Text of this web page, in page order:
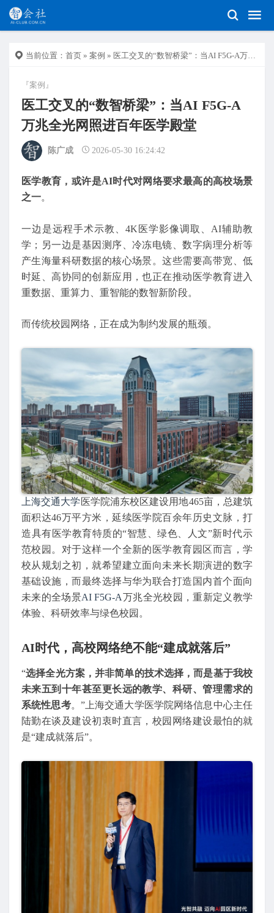
当前位置： 首页 » 案例 » 医工交叉的“数智桥梁”：当AI F5G-A万兆全光网照进百年医学殿堂
『案例』
医工交叉的“数智桥梁”：当AI F5G-A
万兆全光网照进百年医学殿堂
陈广成 2026-05-30 16:24:42
医学教育，或许是AI时代对网络要求最高的高校场景
之一。
一边是远程手术示教、4K医学影像调取、AI辅助教
学；另一边是基因测序、冷冻电镜、数字病理分析等
产生海量科研数据的核心场景。这些需要高带宽、低
时延、高协同的创新应用，也正在推动医学教育进入
重数据、重算力、重智能的数智新阶段。
而传统校园网络，正在成为制约发展的瓶颈。
上海交通大学 医学院浦东校区建设用地465亩，总建筑
面积达46万平方米，延续医学院百余年历史文脉，打
造具有医学教育特质的“智慧、绿色、人文”新时代示
范校园。对于这样一个全新的医学教育园区而言，学
校从规划之初，就希望建立面向未来长期演进的数字
基础设施，而最终选择与华为联合打造国内首个面向
未来的全场景AI F5G-A万兆全光校园，重新定义教学
体验、科研效率与绿色校园。
AI时代，高校网络绝不能“建成就落后”
“选择全光方案，并非简单的技术选择，而是基于我校
未来五到十年甚至更长远的教学、科研、管理需求的
系统性思考。”上海交通大学医学院网络信息中心主任
陆勤在谈及建设初衷时直言，校园网络建设最怕的就
是“建成就落后”。